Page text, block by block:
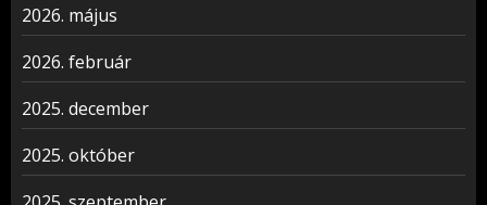
2026. május
2026. február
2025. december
2025. október